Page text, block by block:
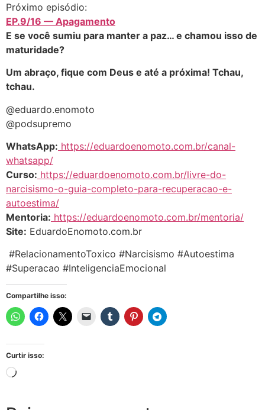
Próximo episódio:
EP.9/16 — Apagamento
E se você sumiu para manter a paz… e chamou isso de
maturidade?
Um abraço, fique com Deus e até a próxima! Tchau,
tchau.
@eduardo.enomoto
@podsupremo
WhatsApp: https://eduardoenomoto.com.br/canal-
whatsapp/
Curso: https://eduardoenomoto.com.br/livre-do-
narcisismo-o-guia-completo-para-recuperacao-e-
autoestima/
Mentoria: https://eduardoenomoto.com.br/mentoria/
Site: EduardoEnomoto.com.br
#RelacionamentoToxico #Narcisismo #Autoestima
#Superacao #InteligenciaEmocional
Compartilhe isso:
Curtir isso: